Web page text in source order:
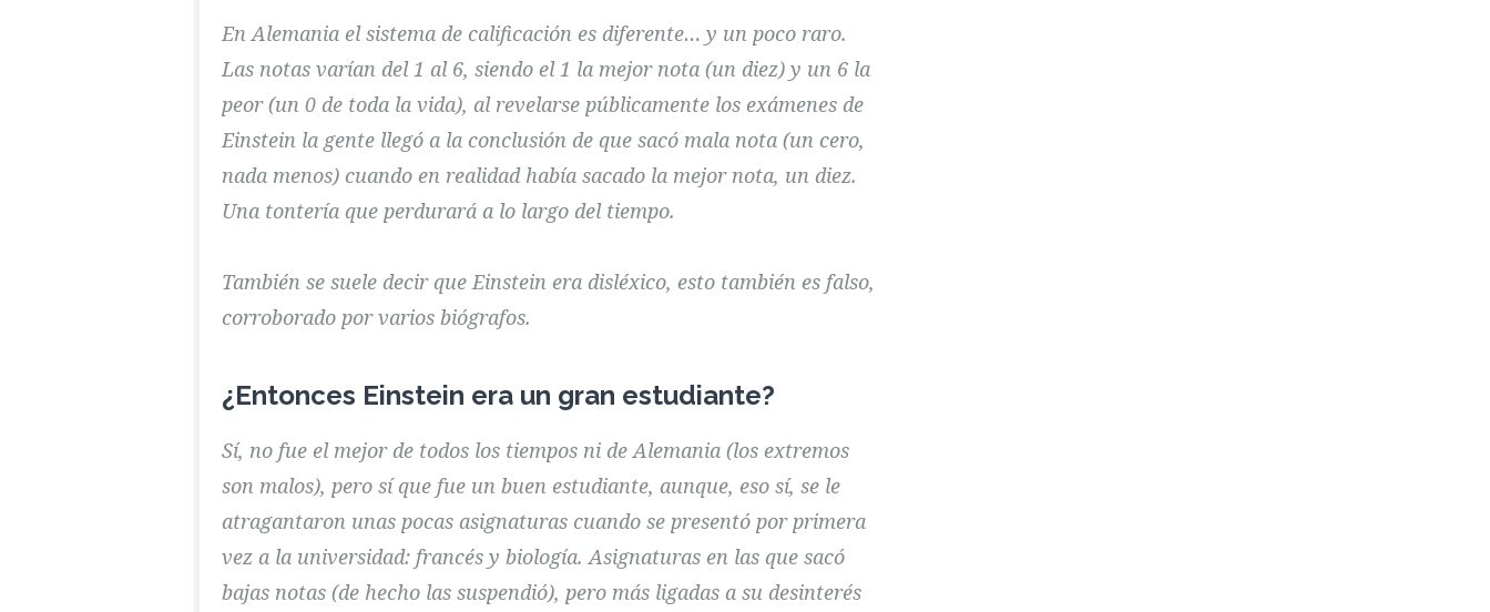
En Alemania el sistema de calificación es diferente… y un poco raro.
Las notas varían del 1 al 6, siendo el 1 la mejor nota (un diez) y un 6 la
peor (un 0 de toda la vida), al revelarse públicamente los exámenes de
Einstein la gente llegó a la conclusión de que sacó mala nota (un cero,
nada menos) cuando en realidad había sacado la mejor nota, un diez.
Una tontería que perdurará a lo largo del tiempo.
También se suele decir que Einstein era disléxico, esto también es falso,
corroborado por varios biógrafos.
¿Entonces Einstein era un gran estudiante?
Sí, no fue el mejor de todos los tiempos ni de Alemania (los extremos
son malos), pero sí que fue un buen estudiante, aunque, eso sí, se le
atragantaron unas pocas asignaturas cuando se presentó por primera
vez a la universidad: francés y biología. Asignaturas en las que sacó
bajas notas (de hecho las suspendió), pero más ligadas a su desinterés